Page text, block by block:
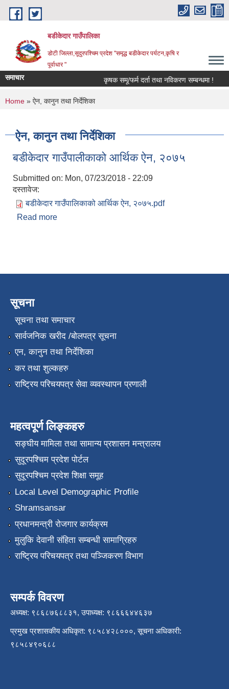
Skip to main content
बडीकेदार गाउँपालिका
डोटी जिल्ला,सूदुरपश्चिम प्रदेश "समृद्ध बडीकेदार पर्यटन,कृषि र
पूर्वाधार "
समाचार कृषक समू/फर्म दर्ता तथा नविकरण सम्बन्धमा !
You are here
Home » ऐन, कानुन तथा निर्देशिका
ऐन, कानुन तथा निर्देशिका
बडीकेदार गाउँपालीकाको आर्थिक ऐन, २०७५
Submitted on: Mon, 07/23/2018 - 22:09
दस्तावेज:
बडीकेदार गाउँपालिकाको आर्थिक ऐन, २०७५.pdf
Read more
सूचना
सूचना तथा समाचार
सार्वजनिक खरीद /बोलपत्र सूचना
एन, कानुन तथा निर्देशिका
कर तथा शुल्कहरु
राष्ट्रिय परिचयपत्र सेवा व्यवस्थापन प्रणाली
महत्वपूर्ण लिङ्कहरु
सङ्‍घीय मामिला तथा सामान्य प्रशासन मन्त्रालय
सुदूरपश्चिम प्रदेश पोर्टल
सुदूरपश्चिम प्रदेश शिक्षा समूह
Local Level Demographic Profile
Shramsansar
प्रधानमन्त्री रोजगार कार्यक्रम
मुलुकि देवानी संहिता सम्बन्धी सामाग्रिहरु
राष्ट्रिय परिचयपत्र तथा पञ्जिकरण विभाग
सम्पर्क विवरण
अध्यक्ष: ९८६८७६८८३१, उपाध्यक्ष: ९८६६६४४६३७
प्रमुख प्रशासकीय अधिकृत: ९८५८४२८०००, सूचना अधिकारी:
९८५८४९०६८८